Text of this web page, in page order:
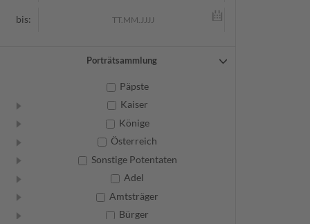
bis:
Porträtsammlung
Päpste
Kaiser
Könige
Österreich
Sonstige Potentaten
Adel
Amtsträger
Bürger